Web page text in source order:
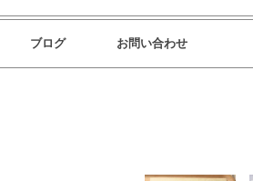
ブログ お問い合わせ